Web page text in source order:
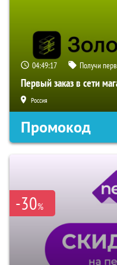
04:49:16 Получи
Первый заказ в сети
Россия
Промокод
-30%